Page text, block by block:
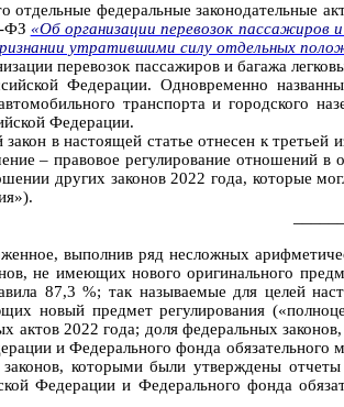
отдельные федеральные законодательные
ФЗ «Об организации перевозок пассажиров
утратившими силу отдельных
перевозок пассажиров и багажа
Федерации. Одновременно
транспорта и городского
Федерации.
в настоящей статье отнесен к
– правовое регулирование отношений
других законов 2022 года, которые
.
выполнив ряд несложных
не имеющих нового оригинального
87,3 %; так называемые для целей
новый предмет регулирования
актов 2022 года; доля федеральных
и Федерального фонда
которыми были утверждены
Федерации и Федерального фонда